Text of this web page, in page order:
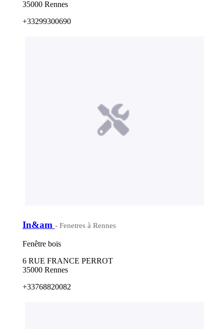
35000 Rennes
+33299300690
In&am - Fenetres à Rennes
Fenêtre bois
6 RUE FRANCE PERROT
35000 Rennes
+33768820082